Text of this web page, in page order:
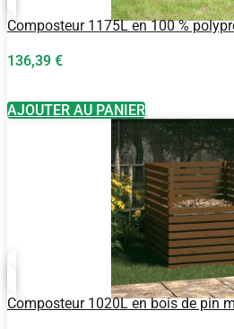
Composteur 1175L en 100 %
136,39 €
AJOUTER AU PANIER
Composteur 1020L en bois de pin